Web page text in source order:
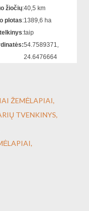
žiočių:40,5 km
plotas:1389,6 ha
:taip
54.7589371,
24.6476664
ŽEMĖLAPIAI
TVENKINYS